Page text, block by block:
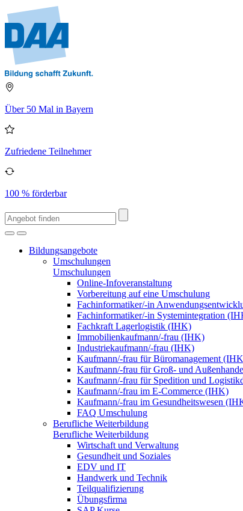
Über 50 Mal in Bayern
Zufriedene Teilnehmer
100 % förderbar
Bildungsangebote
Umschulungen
Umschulungen
Online-Infoveranstaltung
Vorbereitung auf eine Umschulung
Fachinformatiker/-in
Fachinformatiker/-in Systemintegration
Fachkraft Lagerlogistik (IHK)
Immobilienkaufmann/-frau (IHK)
Industriekaufmann/-frau (IHK)
Kaufmann/-frau für Büromanagement
Kaufmann/-frau für Groß- und
Kaufmann/-frau für Spedition und
Kaufmann/-frau im E-Commerce (IHK)
Kaufmann/-frau im Gesundheitswesen
FAQ Umschulung
Berufliche Weiterbildung
Berufliche Weiterbildung
Wirtschaft und Verwaltung
Gesundheit und Soziales
EDV und IT
Handwerk und Technik
Teilqualifizierung
Übungsfirma